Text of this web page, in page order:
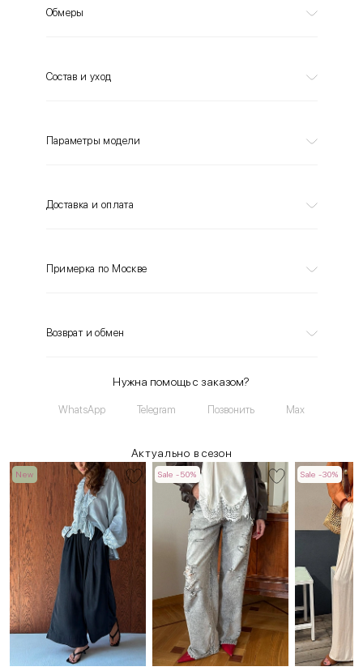
Обмеры
Состав и уход
Параметры модели
Доставка и оплата
Примерка по Москве
Возврат и обмен
Нужна помощь с заказом?
WhatsApp Telegram Позвонить Max
Актуально в сезон
New Sale -50% Sale -30%